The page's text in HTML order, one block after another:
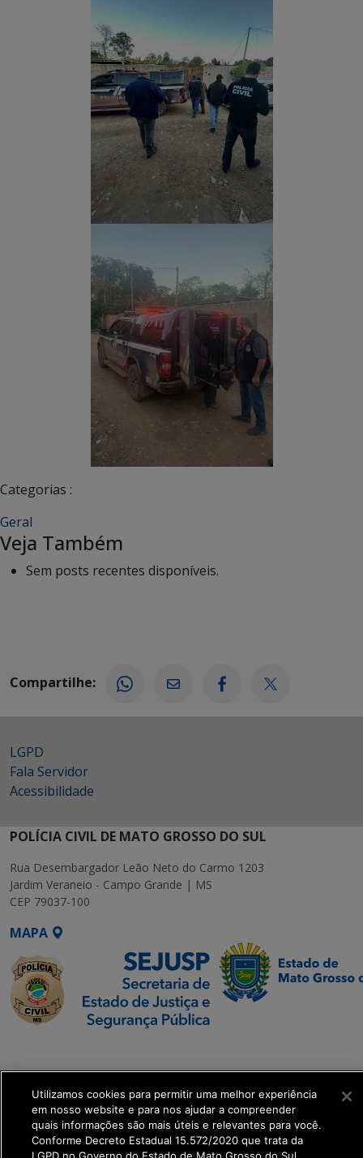
Categorias :
Geral
Veja Também
Sem posts recentes disponíveis.
Compartilhe:
LGPD
Fala Servidor
Acessibilidade
POLÍCIA CIVIL DE MATO GROSSO DO SUL
Rua Desembargador Leão Neto do Carmo 1203
Jardim Veraneio - Campo Grande | MS
CEP 79037-100
MAPA
Executiva de
Transformação Digital
get_footer();
Utilizamos cookies para permitir uma melhor experiência
em nosso website e para nos ajudar a compreender
quais informações são mais úteis e relevantes para você.
Conforme Decreto Estadual 15.572/2020 que trata da